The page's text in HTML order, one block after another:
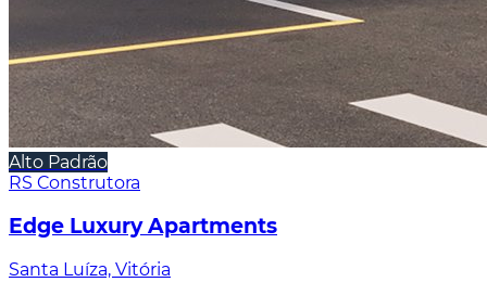
Alto Padrão
RS Construtora
Edge Luxury Apartments
Santa Luíza, Vitória